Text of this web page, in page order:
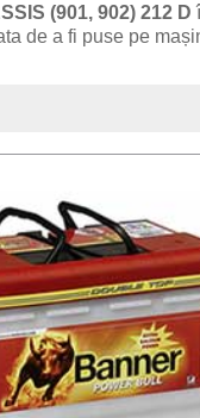
(901, 902) 212 D
de a fi puse pe